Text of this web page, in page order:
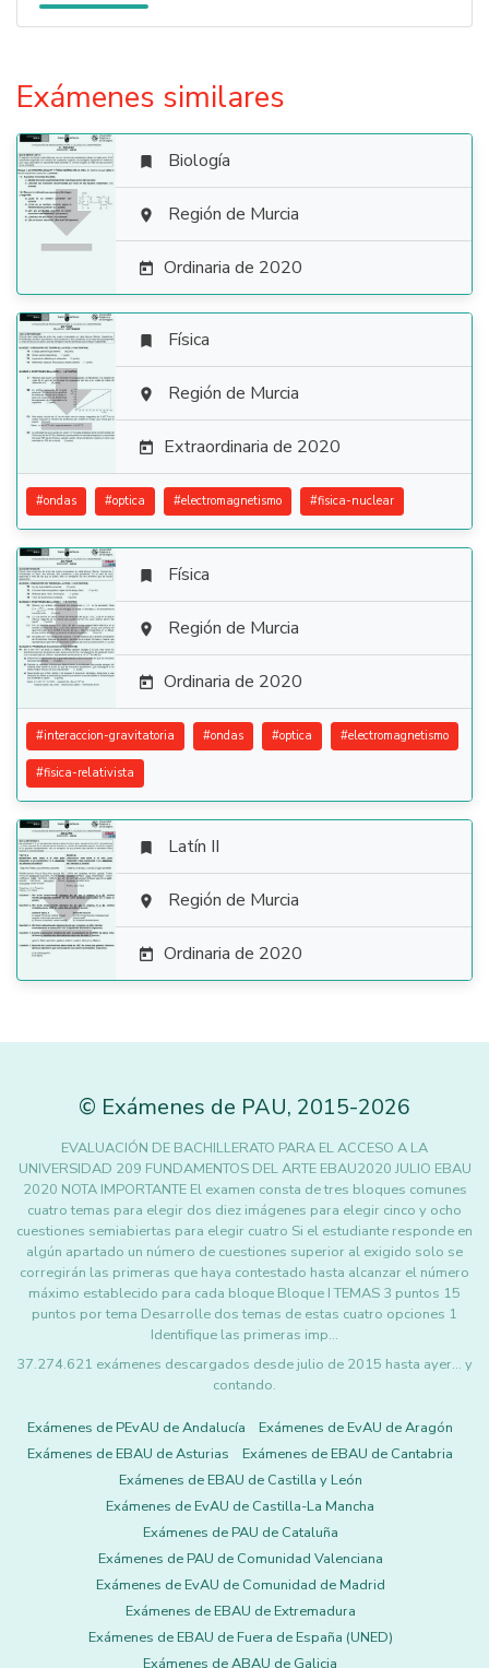
Exámenes similares

 Biología
 Región de Murcia
 Ordinaria de 2020

 Física
 Región de Murcia
 Extraordinaria de 2020
#ondas #optica #electromagnetismo #fisica-nuclear

 Física
 Región de Murcia
 Ordinaria de 2020
#interaccion-gravitatoria #ondas #optica #electromagnetismo
#fisica-relativista

 Latín II
 Región de Murcia
 Ordinaria de 2020
© Exámenes de PAU, 2015-2026
EVALUACIÓN DE BACHILLERATO PARA EL ACCESO A LA
UNIVERSIDAD 209 FUNDAMENTOS DEL ARTE EBAU2020 JULIO EBAU
2020 NOTA IMPORTANTE El examen consta de tres bloques comunes
cuatro temas para elegir dos diez imágenes para elegir cinco y ocho
cuestiones semiabiertas para elegir cuatro Si el estudiante responde en
algún apartado un número de cuestiones superior al exigido solo se
corregirán las primeras que haya contestado hasta alcanzar el número
máximo establecido para cada bloque Bloque I TEMAS 3 puntos 15
puntos por tema Desarrolle dos temas de estas cuatro opciones 1
Identifique las primeras imp…
37.274.621 exámenes descargados desde julio de 2015 hasta ayer... y
contando.
Exámenes de PEvAU de Andalucía
Exámenes de EvAU de Aragón
Exámenes de EBAU de Asturias
Exámenes de EBAU de Cantabria
Exámenes de EBAU de Castilla y León
Exámenes de EvAU de Castilla-La Mancha
Exámenes de PAU de Cataluña
Exámenes de PAU de Comunidad Valenciana
Exámenes de EvAU de Comunidad de Madrid
Exámenes de EBAU de Extremadura
Exámenes de EBAU de Fuera de España (UNED)
Exámenes de ABAU de Galicia